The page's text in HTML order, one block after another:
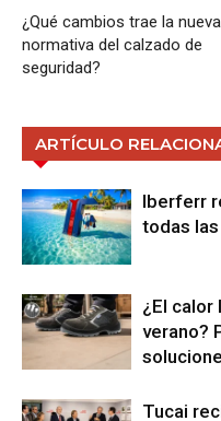
¿Qué cambios trae la nueva
normativa del calzado de
seguridad?
ARTÍCULO
Iberferr
todas
¿El calor
verano?
Tucai